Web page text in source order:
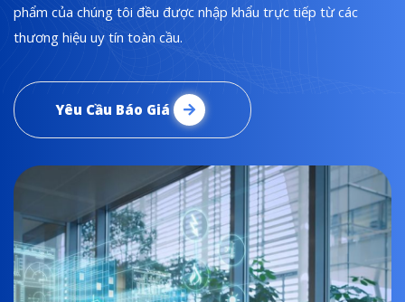
phẩm của chúng tôi đều được nhập khẩu trực tiếp từ các
thương hiệu uy tín toàn cầu.
Yêu Cầu Báo Giá